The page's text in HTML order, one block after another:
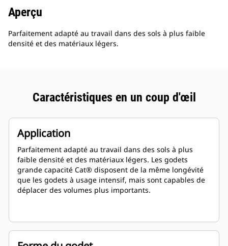
Aperçu
Parfaitement adapté au travail dans des sols à plus faible
densité et des matériaux légers.
Caractéristiques en un coup d'œil
Application
Parfaitement adapté au travail dans des sols à plus
faible densité et des matériaux légers. Les godets
grande capacité Cat® disposent de la même longévité
que les godets à usage intensif, mais sont capables de
déplacer des volumes plus importants.